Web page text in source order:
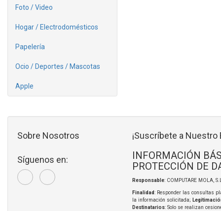
Foto / Video
Hogar / Electrodomésticos
Papelería
Ocio / Deportes / Mascotas
Apple
Sobre Nosotros
Síguenos en:
¡Suscríbete a Nuestro
INFORMACIÓN
PROTECCIÓN DE
Responsable: COMPUTARE MOLA,
Finalidad: Responder las consultas
la información solicitada;
Destinatarios: Solo se realizan